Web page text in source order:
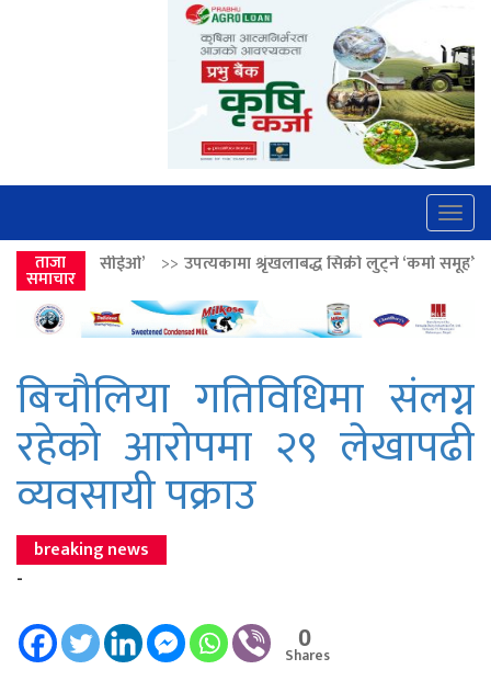
ताजा
समाचार
उपत्यकामा श्रृंखलाबद्ध सिक्री लुट्ने ‘कर्मा समूह’का नाइकेसहित पाँच
बिचौलिया गतिविधिमा संलग्न
रहेको आरोपमा २९ लेखापढी
व्यवसायी पक्राउ
breaking news
-
0
Shares